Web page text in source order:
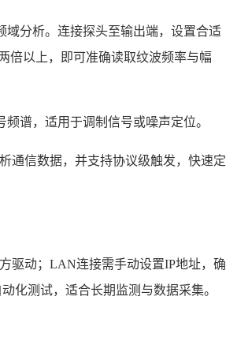
域分析。连接探头至输出端，设置合适
倍以上，即可准确读取纹波频率与幅
谱，适用于调制信号或噪声定位。
通信数据，并支持协议级触发，快速定
驱动；LAN连接需手动设置IP地址，确
化测试，适合长期监测与数据采集。